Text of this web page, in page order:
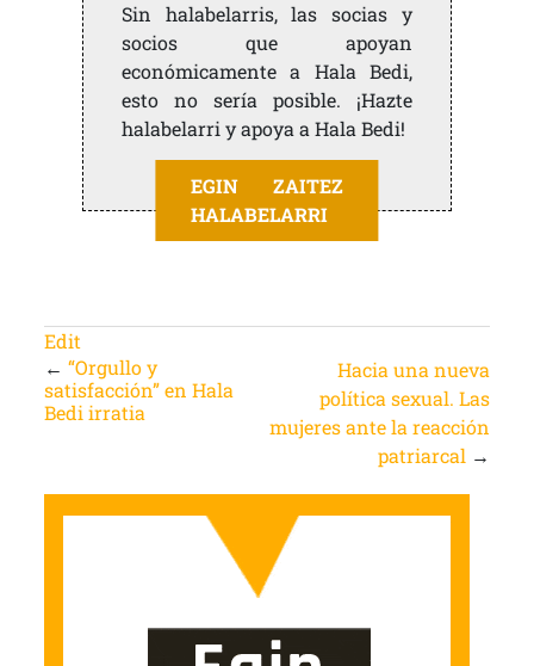
Sin halabelarris, las socias y
socios que apoyan
económicamente a Hala Bedi,
esto no sería posible. ¡Hazte
halabelarri y apoya a Hala Bedi!
EGIN ZAITEZ
HALABELARRI
Edit
← “Orgullo y
satisfacción” en Hala
Bedi irratia
Hacia una nueva
política sexual. Las
mujeres ante la reacción
patriarcal →